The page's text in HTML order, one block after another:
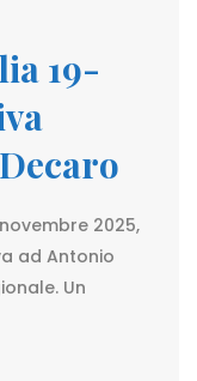
19-
2025,
ad Antonio
Un